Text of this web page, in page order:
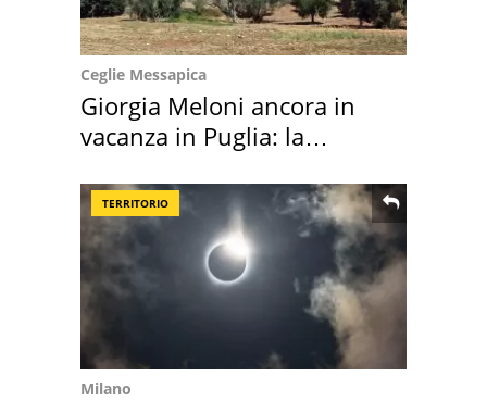
Ceglie Messapica
Giorgia Meloni ancora in
vacanza in Puglia: la
TERRITORIO
Milano